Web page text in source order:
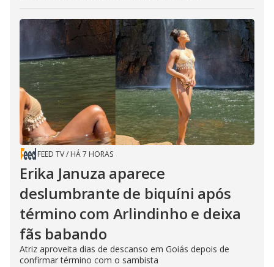
FEED TV/ HÁ 7 HORAS
Erika Januza aparece
deslumbrante de biquíni após
término com Arlindinho e deixa
fãs babando
Atriz aproveita dias de descanso em Goiás depois de
confirmar término com o sambista